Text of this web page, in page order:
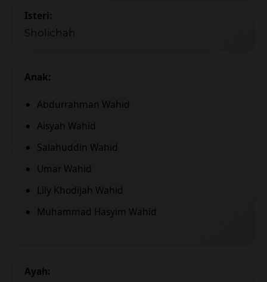
Isteri:
Sholichah
Anak:
Abdurrahman Wahid
Aisyah Wahid
Salahuddin Wahid
Umar Wahid
Lily Khodijah Wahid
Muhammad Hasyim Wahid
Ayah: